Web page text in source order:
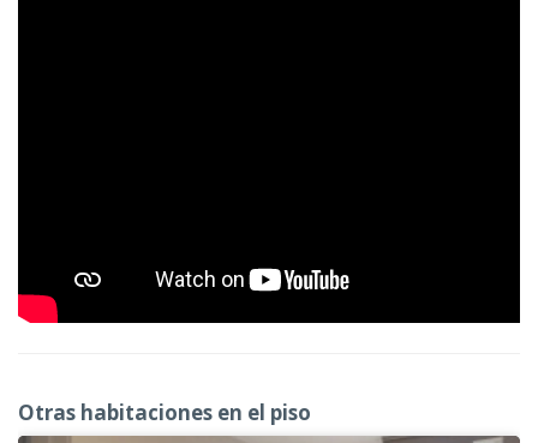
Otras habitaciones en el piso